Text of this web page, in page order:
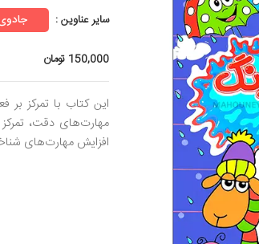
سایر عناوین :
150,000 تومان
این کتاب با تمرکز
مهارت‌های دقت،
افزایش مهارت‌های